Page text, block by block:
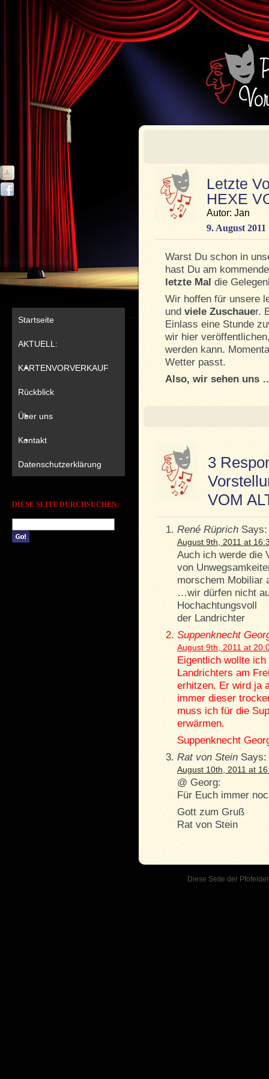
Startseite
AKTUELL:
KARTENVORVERKAUF
Rückblick
Über uns
Kontakt
Datenschutzerklärung
DIESE SEITE DURCHSUCHEN:
Letzte
HEXE
Autor: Jan
9. August 2011
Warst Du schon in
hast Du am
letzte Mal die
Wir hoffen für unsere
und viele Zuschauer.
Einlass eine Stunde
wir hier
werden kann.
Wetter passt.
Also, wir sehen uns
3
VOM
René Rüprich Says:
August 9th, 2011 at
Auch ich werde die
von
morschem Mobiliar
…wir dürfen nicht
Hochachtungsvoll
der Landrichter
Suppenknecht
August 9th, 2011 at
Eigentlich wollte
Landrichters am
erhitzen. Er wird ja
immer dieser
muss ich für die
erwärmen.
Suppenknecht
Rat von Stein Says:
August 10th, 2011 at
@ Georg:
Für Euch immer
Gott zum Gruß
Rat von Stein
Diese Seite der